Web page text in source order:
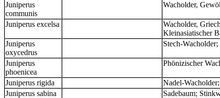
Juniperus
communis
Wacholder,
Juniperus excelsa
Wacholder,
Kleinasiatischer
Juniperus
oxycedrus
Stech-
Juniperus
phoenicea
Phönizischer
Juniperus rigida
Nadel-
Juniperus sabina
Sadebaum;